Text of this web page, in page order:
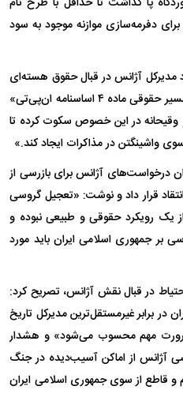
برای دفرمه‌سازی موازنه موجود به سود
مدیرکل آژانس در قبال حقوق هسته‌ای
ایران، نوشت حداقل مسئولیت او «تفسیر حقوقی ماده ۴ اساسنامه ان‌پی‌تی»
در این خصوص سکوت کرده تا
واشینگتن در مذاکرات ایجاد کند.»
درخواست‌های آژانس برای بازرسی از
قرار داد و نوشت: «تعجیل گروسی
یک رویکرد حقوقی و طبیعی نبوده و
بر جمهوری اسلامی ایران باید مورد
احتیاط در قبال نقش آژانس، تصریح کرد:
برابر غیرمستقل‌ترین مدیرکل تاریخ
مهم محسوب می‌شود» و هشدار
آژانس از اماکن آسیب‌دیده در جنگ
و قاطع از سوی جمهوری اسلامی ایران